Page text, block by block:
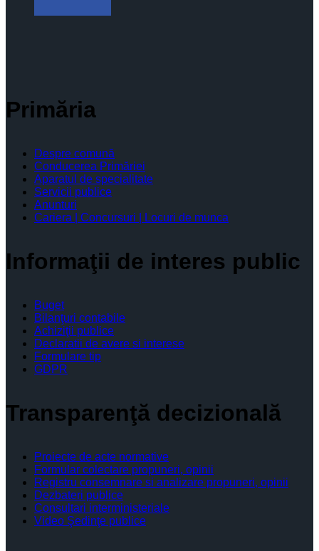
Primăria
Despre comună
Conducerea Primăriei
Aparatul de specialitate
Servicii publice
Anunturi
Cariera | Concursuri | Locuri de munca
Informaţii de interes public
Buget
Bilanţuri contabile
Achiziţii publice
Declaratii de avere si interese
Formulare tip
GDPR
Transparenţă decizională
Proiecte de acte normative
Formular colectare propuneri, opinii
Registru consemnare si analizare propuneri, opinii
Dezbateri publice
Consultari interministeriale
Video Şedinţe publice